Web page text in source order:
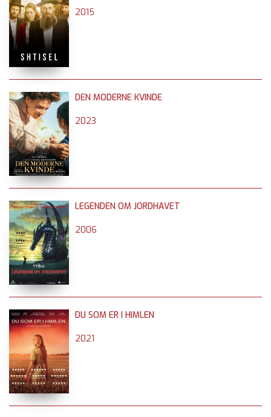
2015
DEN MODERNE KVINDE
2023
LEGENDEN OM JORDHAVET
2006
DU SOM ER I HIMLEN
2021